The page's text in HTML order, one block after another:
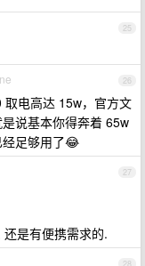
25
26
取电高达 15w，官方文
说基本你得奔着 65w
足够用了😂
27
是有便携需求的.